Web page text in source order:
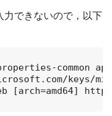
力できないので，以下
common
keys/
[arch=amd64]